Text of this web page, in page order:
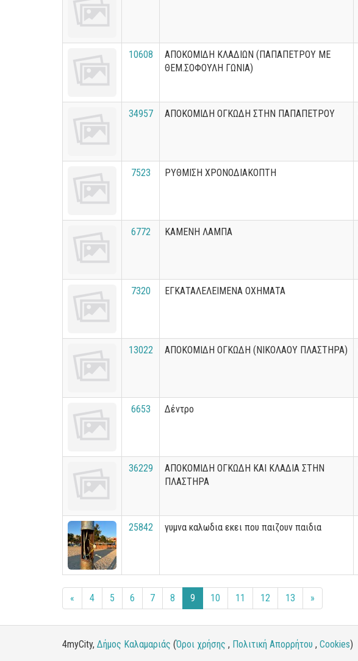
10608
ΑΠΟΚΟΜΙΔΗ ΚΛΑΔΙΩΝ (ΠΑΠΑΠΕΤΡΟΥ ΜΕ
ΘΕΜ.ΣΟΦΟΥΛΗ ΓΩΝΙΑ)
34957 ΑΠΟΚΟΜΙΔΗ ΟΓΚΩΔΗ ΣΤΗΝ ΠΑΠΑΠΕΤΡΟΥ
7523 ΡΥΘΜΙΣΗ ΧΡΟΝΟΔΙΑΚΟΠΤΗ
6772 ΚΑΜΕΝΗ ΛΑΜΠΑ
7320 ΕΓΚΑΤΑΛΕΛΕΙΜΕΝΑ ΟΧΗΜΑΤΑ
13022 ΑΠΟΚΟΜΙΔΗ ΟΓΚΩΔΗ (ΝΙΚΟΛΑΟΥ ΠΛΑΣΤΗΡΑ)
6653 Δέντρο
36229
ΑΠΟΚΟΜΙΔΗ ΟΓΚΩΔΗ ΚΑΙ ΚΛΑΔΙΑ ΣΤΗΝ
ΠΛΑΣΤΗΡΑ
25842 γυμνα καλωδια εκει που παιζουν παιδια
« 4 5 6 7 8 9 10 11 12 13 »
4myCity, Δήμος Καλαμαριάς (Όροι χρήσης , Πολιτική Απορρήτου , Cookies)